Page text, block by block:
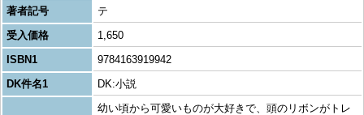
著者記号
テ
受入価格
1,650
ISBN1
9784163919942
DK件名1
DK:小説
幼い頃から可愛いものが大好きで、頭のリボンがトレ